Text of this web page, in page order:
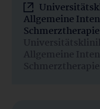
Allgemeine
Schmerztherapie
Allgemeine
Schmerztherapie